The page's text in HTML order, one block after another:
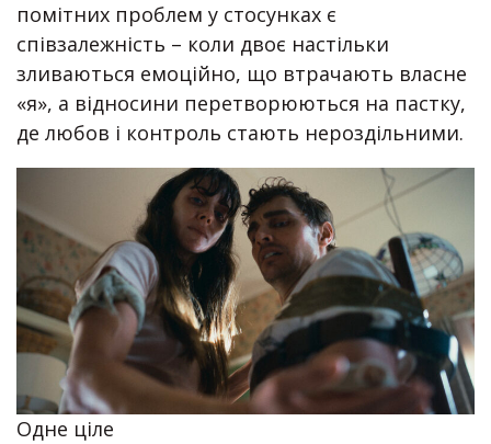
помітних проблем у стосунках є
співзалежність – коли двоє настільки
зливаються емоційно, що втрачають власне
«я», а відносини перетворюються на пастку,
де любов і контроль стають нероздільними.
Одне ціле